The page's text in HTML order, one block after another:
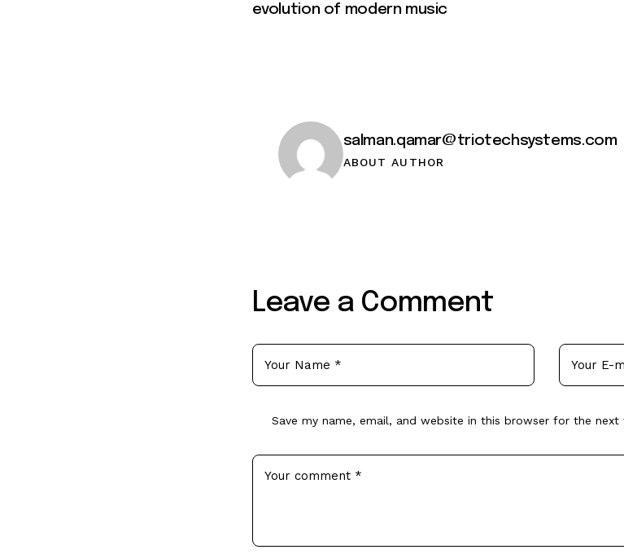
evolution of modern music
salman.qamar@triotechsystems.com
ABOUT AUTHOR
Leave a Comment
Save my name, email, and website in this browser for the